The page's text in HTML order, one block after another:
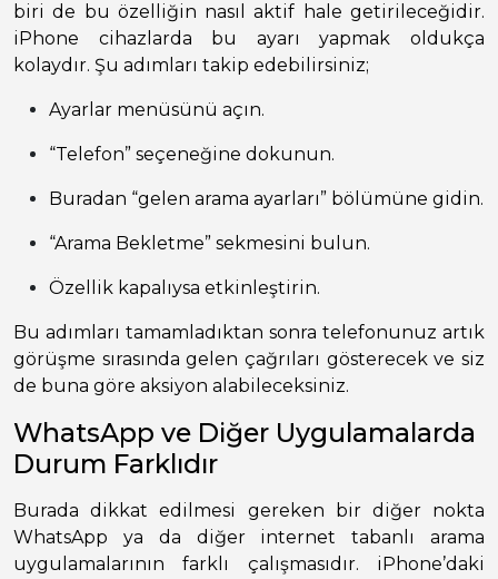
biri de bu özelliğin nasıl aktif hale getirileceğidir.
iPhone cihazlarda bu ayarı yapmak oldukça
kolaydır. Şu adımları takip edebilirsiniz;
Ayarlar menüsünü açın.
“Telefon” seçeneğine dokunun.
Buradan “gelen arama ayarları” bölümüne gidin.
“Arama Bekletme” sekmesini bulun.
Özellik kapalıysa etkinleştirin.
Bu adımları tamamladıktan sonra telefonunuz artık
görüşme sırasında gelen çağrıları gösterecek ve siz
de buna göre aksiyon alabileceksiniz.
WhatsApp ve Diğer Uygulamalarda
Durum Farklıdır
Burada dikkat edilmesi gereken bir diğer nokta
WhatsApp ya da diğer internet tabanlı arama
uygulamalarının farklı çalışmasıdır. iPhone’daki